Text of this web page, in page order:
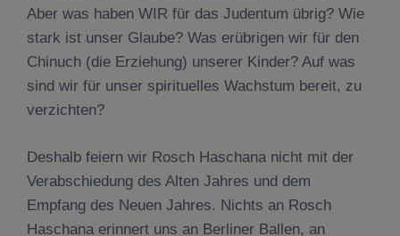
Aber was haben WIR für das Judentum übrig? Wie
stark ist unser Glaube? Was erübrigen wir für den
Chinuch (die Erziehung) unserer Kinder? Auf was
sind wir für unser spirituelles Wachstum bereit, zu
verzichten?
Deshalb feiern wir Rosch Haschana nicht mit der
Verabschiedung des Alten Jahres und dem
Empfang des Neuen Jahres. Nichts an Rosch
Haschana erinnert uns an Berliner Ballen, an